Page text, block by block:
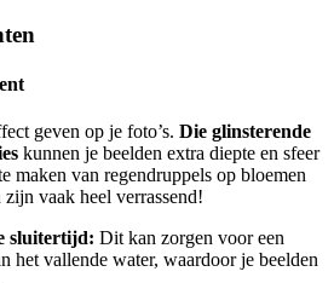
geven op je foto’s. Die glinsterende
kunnen je beelden extra diepte en sfeer
maken van regendruppels op bloemen
vaak heel verrassend!
sluitertijd: Dit kan zorgen voor een
het vallende water, waardoor je beelden